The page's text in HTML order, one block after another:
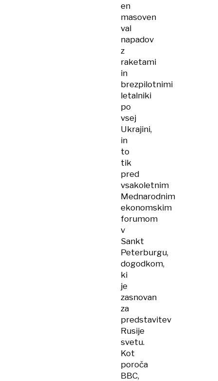
en
masoven
val
napadov
z
raketami
in
brezpilotnimi
letalniki
po
vsej
Ukrajini,
in
to
tik
pred
vsakoletnim
Mednarodnim
ekonomskim
forumom
v
Sankt
Peterburgu,
dogodkom,
ki
je
zasnovan
za
predstavitev
Rusije
svetu.
Kot
poroča
BBC,